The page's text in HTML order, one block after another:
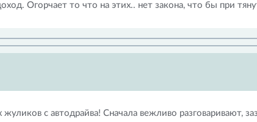
Огорчает то что на этих.. нет закона, что бы при
жуликов с автодрайва! Сначала вежливо разговаривают,